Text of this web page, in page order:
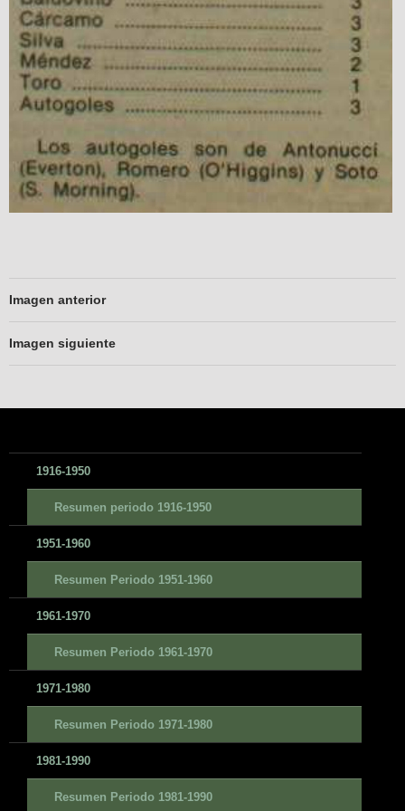
Imagen anterior
Imagen siguiente
1916-1950
Resumen periodo 1916-1950
1951-1960
Resumen Periodo 1951-1960
1961-1970
Resumen Periodo 1961-1970
1971-1980
Resumen Periodo 1971-1980
1981-1990
Resumen Periodo 1981-1990